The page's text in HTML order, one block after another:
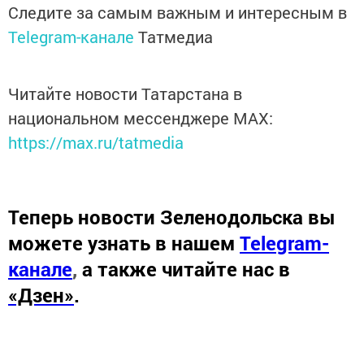
Следите за самым важным и интересным в
Telegram-канале Татмедиа
Читайте новости Татарстана в
национальном мессенджере MАХ:
https://max.ru/tatmedia
Теперь новости Зеленодольска вы
можете узнать в нашем Telegram-
канале, а также читайте нас в
«Дзен».